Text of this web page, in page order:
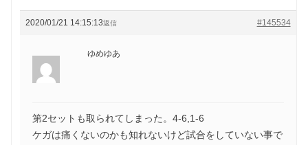
2020/01/21 14:15:13 #145534
返信
ゆめゆあ
第2セットも取られてしまった。4-6,1-6
ケガは痛くないのかも知れないけど試合をしていない事で